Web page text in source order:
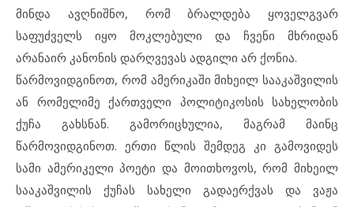
მინდა ავღნიშნო, რომ ბრალდება ყოველგვარ
საფუძველს იყო მოკლებული და ჩვენი მხრიდან
არანაირ კანონის დარღვევას ადგილი არ ქონია.
წარმოვიდგინოთ, რომ ამერიკაში მიხეილ სააკაშვილის
ან რომელიმე ქართველი პოლიტიკოსის სახელობის
ქუჩა გახსნან. გამორიცხულია, მაგრამ მაინც
წარმოვიდგინოთ. ერთი წლის შემდეგ კი გამოვიდეს
სამი ამერიკელი პოეტი და მოითხოვოს, რომ მიხეილ
სააკაშვილის ქუჩას სახელი გადაერქვას და ვაჟა